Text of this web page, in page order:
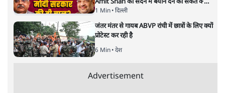
ताजा खबरें
Shravan Garg का बड़ा दावा